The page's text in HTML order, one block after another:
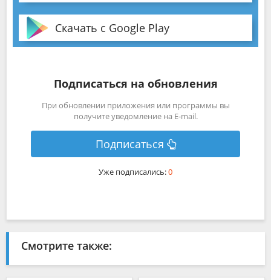
Скачать с Google Play
Подписаться на обновления
При обновлении приложения или программы вы
получите уведомление на E-mail.
Подписаться
Уже подписались:0
Смотрите также: